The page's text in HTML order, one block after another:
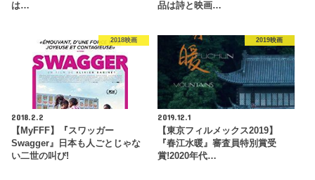
は…
品は詩と映画…
2018映画
2018.2.2
【MyFFF】『スワッガー
Swagger』日本も人ごとじゃな
い二世の叫び!
2019映画
2019.12.1
【東京フィルメックス2019】
『春江水暖』審査員特別賞受
賞!2020年代…